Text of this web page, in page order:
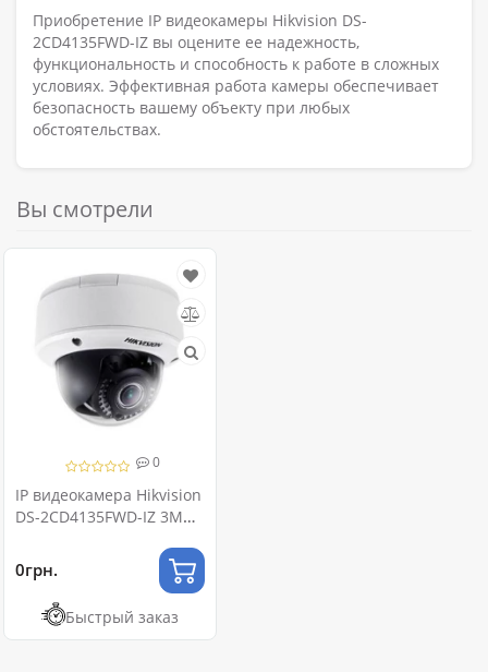
Приобретение IP видеокамеры Hikvision DS-
2CD4135FWD-IZ вы оцените ее надежность,
функциональность и способность к работе в сложных
условиях. Эффективная работа камеры обеспечивает
безопасность вашему объекту при любых
обстоятельствах.
Вы смотрели
0
IP видеокамера Hikvision
DS-2CD4135FWD-IZ 3МП
0грн.
Быстрый заказ